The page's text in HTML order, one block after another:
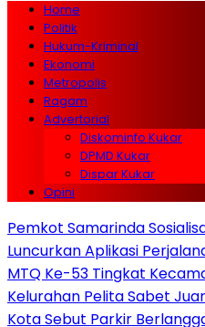
Home
Politik
Hukum-Kriminal
Ekonomi
Metropolis
Ragam
Advertorial
Diskominfo Kukar
DPMD Kukar
Dispar Kukar
Opini
Pemkot Samarinda
Luncurkan Aplikasi
MTQ Ke-53 Tingkat
Kelurahan Pelita Sabet
Kota Sebut Parkir